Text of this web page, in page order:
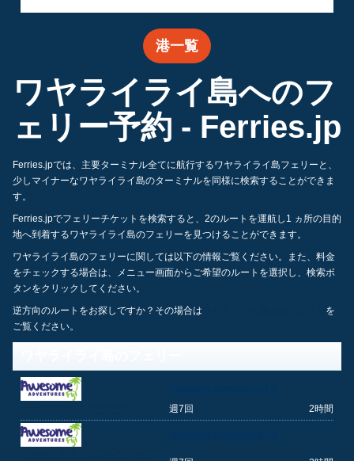
港一覧
ワヤライライ島へのフ
ェリー予約 - Ferries.jp
Ferries.jpでは、主要ターミナル全てに航行するワヤライライ島フェリーと、
少しマイナーなワヤライライ島のターミナルを同様に検索することができま
す。
Ferries.jpでフェリーチケットを検索すると、2のルートを運航し1 ヵ所の目的
地へ到着するワヤライライ島のフェリーを見つけることができます。
ワヤライライ島のフェリーに関しては以下の情報ご覧ください。また、料金
をチェックする場合は、メニュー画面からご希望のルートを選択し、検索ボ
タンをクリックしてください。
逆方向のルートをお探しですか？その場合は
を
ご覧ください。
週7回 2時間